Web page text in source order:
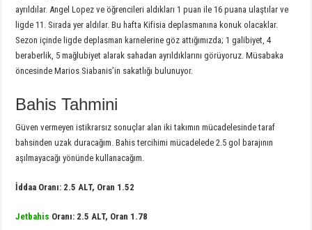
ayrıldılar. Angel Lopez ve öğrencileri aldıkları 1 puan ile 16 puana ulaştılar ve
ligde 11. Sırada yer aldılar. Bu hafta Kifisia deplasmanına konuk olacaklar.
Sezon içinde ligde deplasman karnelerine göz attığımızda; 1 galibiyet, 4
beraberlik, 5 mağlubiyet alarak sahadan ayrıldıklarını görüyoruz. Müsabaka
öncesinde Marios Siabanis’in sakatlığı bulunuyor.
Bahis Tahmini
Güven vermeyen istikrarsız sonuçlar alan iki takımın mücadelesinde taraf
bahsinden uzak duracağım. Bahis tercihimi mücadelede 2.5 gol barajının
aşılmayacağı yönünde kullanacağım.
İddaa Oranı: 2.5 ALT, Oran 1.52
Jetbahis Oranı: 2.5 ALT, Oran 1.78